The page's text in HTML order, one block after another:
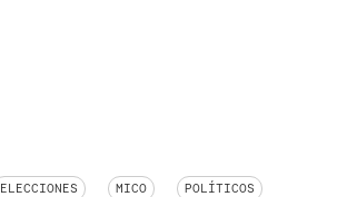
ELECCIONES MICO POLÍTICOS